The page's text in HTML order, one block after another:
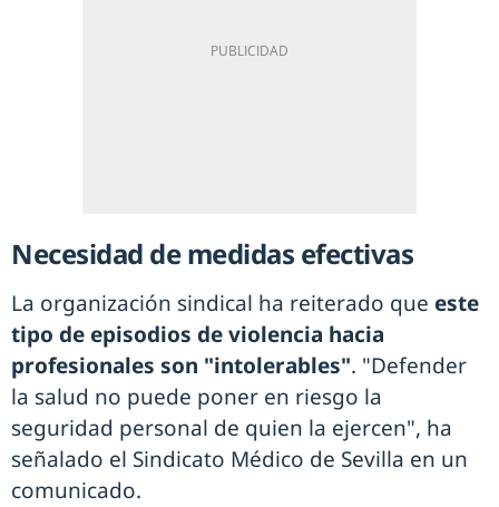
Necesidad de medidas efectivas
La organización sindical ha reiterado que este
tipo de episodios de violencia hacia
profesionales son "intolerables". "Defender
la salud no puede poner en riesgo la
seguridad personal de quien la ejercen", ha
señalado el Sindicato Médico de Sevilla en un
comunicado.